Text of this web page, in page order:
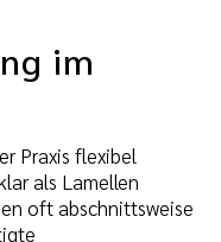
im
Praxis flexibel
als Lamellen
oft abschnittsweise